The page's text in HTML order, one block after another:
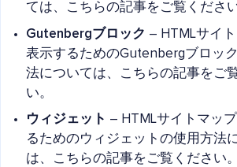
ては、こちらの記事をご覧ください
Gutenbergブロック – HTMLサイ
表示するためのGutenbergブロッ
法については、こちらの記事をご
い。
ウィジェット – HTMLサイトマッ
るためのウィジェットの使用方法
は、こちらの記事をご覧ください。